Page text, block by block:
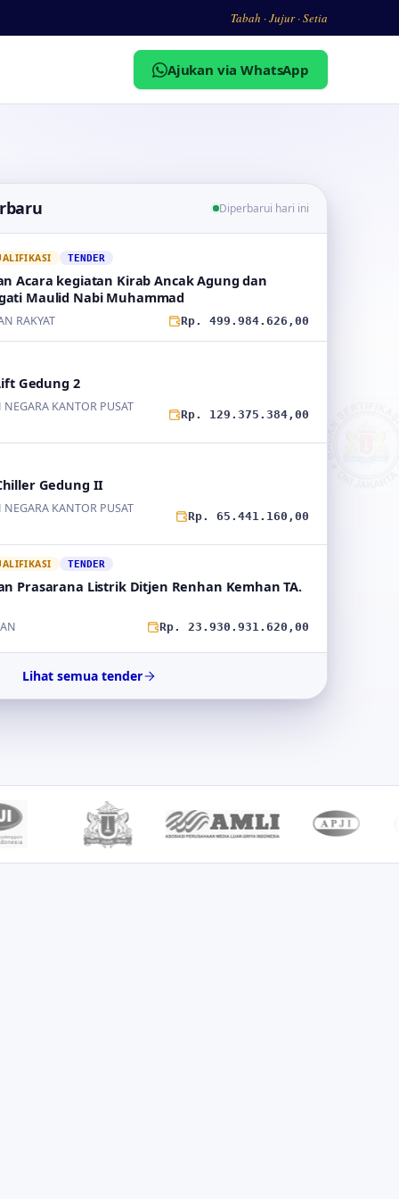
Tabah · Jujur · Setia
Ajukan via WhatsApp
Diperbarui hari ini
TENDER
Acara kegiatan Kirab Ancak Agung dan
Maulid Nabi Muhammad
RAKYAT Rp. 499.984.626,00
Gedung 2
KANTOR PUSAT
Rp. 129.375.384,00
Gedung II
KANTOR PUSAT
Rp. 65.441.160,00
TENDER
Prasarana Listrik Ditjen Renhan Kemhan TA.
Rp. 23.930.931.620,00
Lihat semua tender